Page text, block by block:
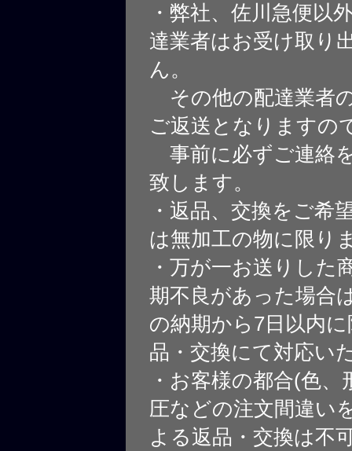
・弊社、佐川急便以
達業者はお受け取り
ん。
その他の配達業者
ご返送となりますの
事前に必ずご連絡
致します。
・返品、交換をご希
は無加工の物に限り
・万が一お送りした
期不良があった場合
の納期から7日以内
品・交換にて対応い
・お客様の都合(色、
圧などの注文間違い
よる返品・交換は不